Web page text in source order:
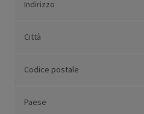
Indirizzo
Città
Codice postale
Paese